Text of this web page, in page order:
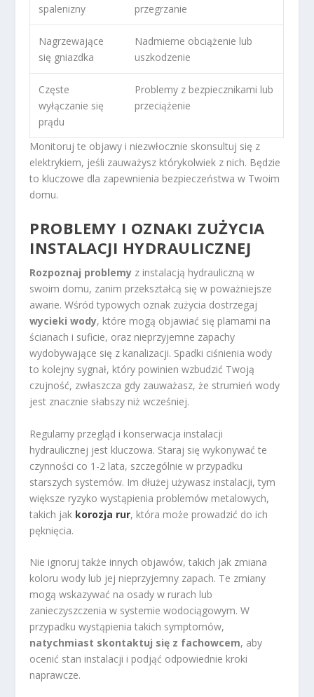
spalenizny
przegrzanie
Nagrzewające
się gniazdka
Nadmierne obciążenie lub
uszkodzenie
Częste
wyłączanie się
prądu
Problemy z bezpiecznikami lub
przeciążenie
Monitoruj te objawy i niezwłocznie skonsultuj się z
elektrykiem, jeśli zauważysz którykolwiek z nich. Będzie
to kluczowe dla zapewnienia bezpieczeństwa w Twoim
domu.
PROBLEMY I OZNAKI ZUŻYCIA
INSTALACJI HYDRAULICZNEJ
Rozpoznaj problemy z instalacją hydrauliczną w
swoim domu, zanim przekształcą się w poważniejsze
awarie. Wśród typowych oznak zużycia dostrzegaj
wycieki wody, które mogą objawiać się plamami na
ścianach i suficie, oraz nieprzyjemne zapachy
wydobywające się z kanalizacji. Spadki ciśnienia wody
to kolejny sygnał, który powinien wzbudzić Twoją
czujność, zwłaszcza gdy zauważasz, że strumień wody
jest znacznie słabszy niż wcześniej.
Regularny przegląd i konserwacja instalacji
hydraulicznej jest kluczowa. Staraj się wykonywać te
czynności co 1-2 lata, szczególnie w przypadku
starszych systemów. Im dłużej używasz instalacji, tym
większe ryzyko wystąpienia problemów metalowych,
takich jak korozja rur, która może prowadzić do ich
pęknięcia.
Nie ignoruj także innych objawów, takich jak zmiana
koloru wody lub jej nieprzyjemny zapach. Te zmiany
mogą wskazywać na osady w rurach lub
zanieczyszczenia w systemie wodociągowym. W
przypadku wystąpienia takich symptomów,
natychmiast skontaktuj się z fachowcem, aby
ocenić stan instalacji i podjąć odpowiednie kroki
naprawcze.